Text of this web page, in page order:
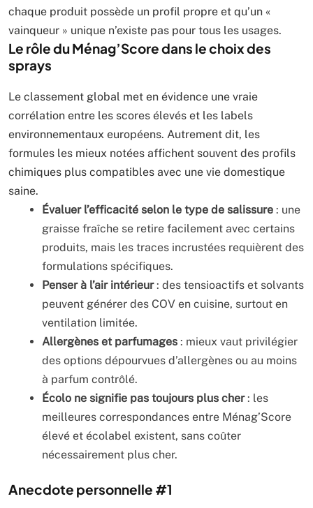
chaque produit possède un profil propre et qu’un «
vainqueur » unique n’existe pas pour tous les usages.
Le rôle du Ménag’Score dans le choix des
sprays
Le classement global met en évidence une vraie
corrélation entre les scores élevés et les labels
environnementaux européens. Autrement dit, les
formules les mieux notées affichent souvent des profils
chimiques plus compatibles avec une vie domestique
saine.
Évaluer l’efficacité selon le type de salissure : une
graisse fraîche se retire facilement avec certains
produits, mais les traces incrustées requièrent des
formulations spécifiques.
Penser à l’air intérieur: des tensioactifs et solvants
peuvent générer des COV en cuisine, surtout en
ventilation limitée.
Allergènes et parfumages : mieux vaut privilégier
des options dépourvues d’allergènes ou au moins
à parfum contrôlé.
Écolo ne signifie pas toujours plus cher: les
meilleures correspondances entre Ménag’Score
élevé et écolabel existent, sans coûter
nécessairement plus cher.
Anecdote personnelle #1